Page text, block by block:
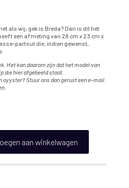
als wij, gek is Breda? Dan is dit hét
een afmeting van 28 cm x 23 cm x
partout die, indien gewenst,
Het kan daarom zijn dat het model van
die hier afgebeeld staat.
oyyster? Stuur ons dan gerust een e-mail
aan winkelwagen